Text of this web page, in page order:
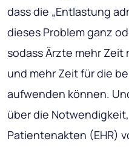
dass die „Entlastung
dieses Problem ganz
sodass Ärzte mehr
und mehr Zeit für die
aufwenden können.
über die
Patientenakten (EHR)